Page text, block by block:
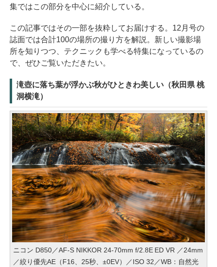
集ではこの部分を中心に紹介している。
この記事ではその一部を抜粋してお届けする。12月号の
誌面では合計100の場所の撮り方を解説。新しい撮影場
所を知りつつ、テクニックも学べる特集になっているの
で、ぜひご覧いただきたい。
滝壺に落ち葉が浮かぶ秋がひときわ美しい（秋田県 桃
洞横滝）
ニコン D850／AF-S NIKKOR 24-70mm f/2.8E ED VR ／24mm
／絞り優先AE（F16、25秒、±0EV）／ISO 32／WB：自然光